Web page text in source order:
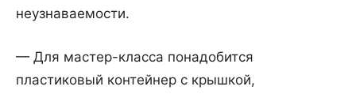
неузнаваемости.
— Для мастер-класса понадобится
пластиковый контейнер с крышкой,